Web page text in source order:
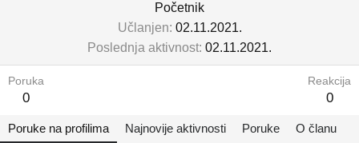
Početnik
Učlanjen 02.11.2021.
Poslednja aktivnost 02.11.2021.
Poruka
0
Reakcija
0
Poruke na profilima Najnovije aktivnosti Poruke O članu